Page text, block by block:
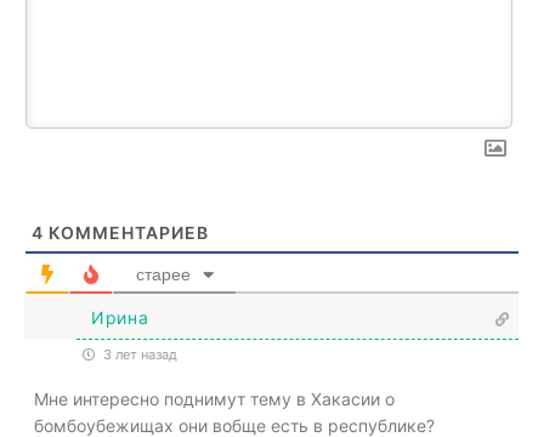
4 КОММЕНТАРИЕВ
старее
Ирина
3 лет назад
Мне интересно поднимут тему в Хакасии о
бомбоубежищах они вобще есть в республике?